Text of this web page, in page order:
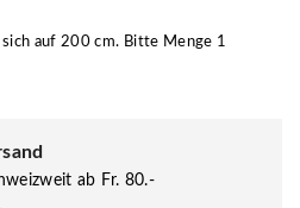
auf 200 cm. Bitte Menge 1
ab Fr. 80.-